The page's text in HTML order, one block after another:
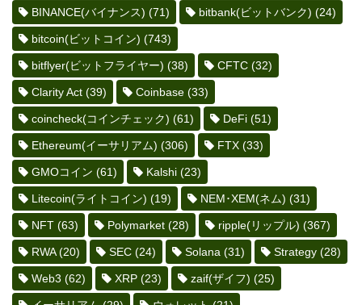
BINANCE(バイナンス) (71) bitbank(ビットバンク) (24)
bitcoin(ビットコイン) (743)
bitflyer(ビットフライヤー) (38) CFTC (32)
Clarity Act (39) Coinbase (33)
coincheck(コインチェック) (61) DeFi (51)
Ethereum(イーサリアム) (306) FTX (33)
GMOコイン (61) Kalshi (23)
Litecoin(ライトコイン) (19) NEM･XEM(ネム) (31)
NFT (63) Polymarket (28) ripple(リップル) (367)
RWA(20) SEC (24) Solana (31) Strategy (28)
Web3 (62) XRP (23) zaif(ザイフ) (25)